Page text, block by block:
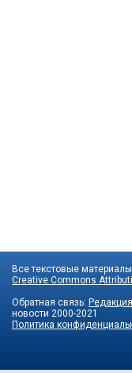
Все текстовые
Creative Commons
Обратная связь:
новости 2000-2021
Политика